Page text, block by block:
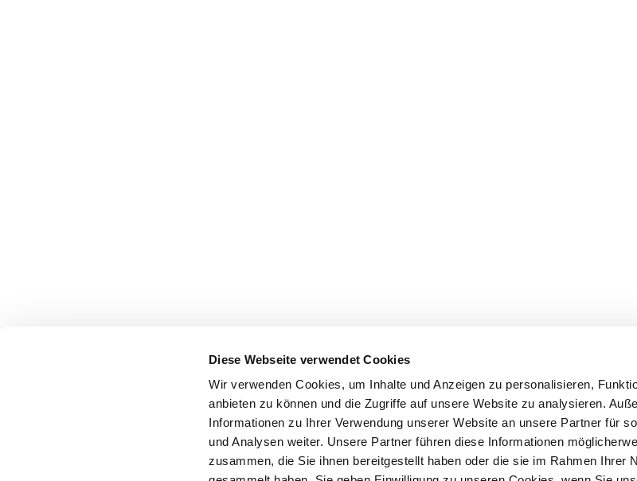
Diese Webseite verwendet Cookies
Wir verwenden Cookies, um Inhalte und Anzeigen zu personalisieren,
anbieten zu können und die Zugriffe auf unsere Website zu analysieren.
Informationen zu Ihrer Verwendung unserer Website an unsere Partner für
und Analysen weiter. Unsere Partner führen diese Informationen
zusammen, die Sie ihnen bereitgestellt haben oder die sie im Rahmen Ihrer